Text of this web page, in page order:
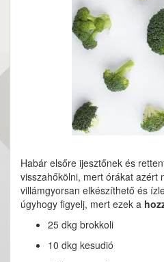
Habár elsőre ijesztőnek és
visszahőkölni, mert órákat azért
villámgyorsan elkészíthető és
úgyhogy figyelj, mert ezek a
25 dkg brokkoli
10 dkg kesudió